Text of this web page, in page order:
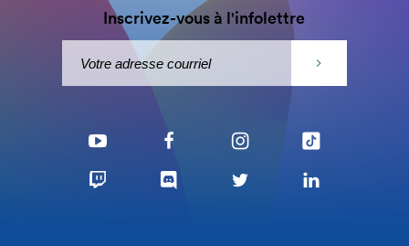
Inscrivez-vous à l'infolettre